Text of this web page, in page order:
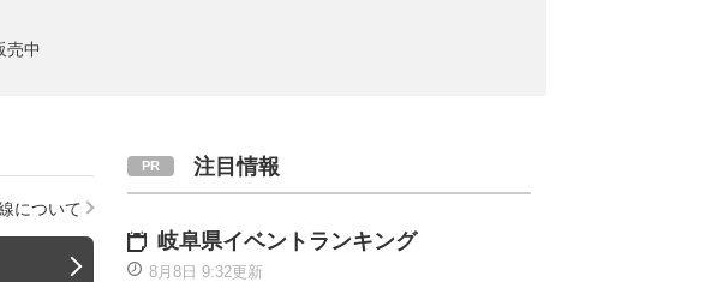
売中
について
注目情報
岐阜県イベントランキング
8月8日 9:32更新